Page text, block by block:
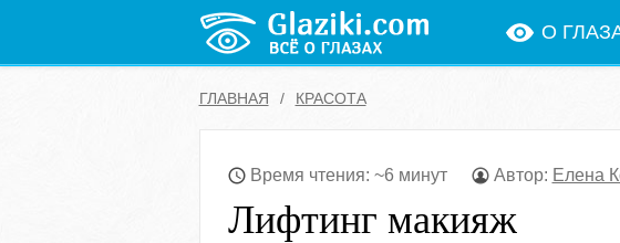
О
ГЛАВНАЯ КРАСОТА
Время чтения: ~6 минут Автор: Елена
Лифтинг макияж